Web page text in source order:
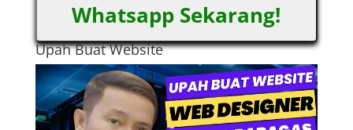
Whatsapp Sekarang!
Upah Buat Website